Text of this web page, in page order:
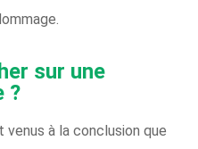
sur une
?
venus à la conclusion que